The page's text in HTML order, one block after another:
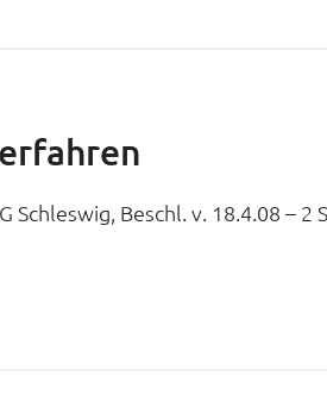
Beschl. v. 18.4.08 – 2